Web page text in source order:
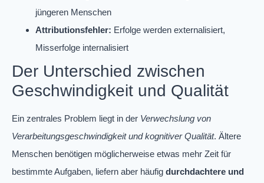
jüngeren Menschen
Attributionsfehler: Erfolge werden externalisiert,
Misserfolge internalisiert
Der Unterschied zwischen
Geschwindigkeit und Qualität
Ein zentrales Problem liegt in der Verwechslung von
Verarbeitungsgeschwindigkeit und kognitiver Qualität. Ältere
Menschen benötigen möglicherweise etwas mehr Zeit für
bestimmte Aufgaben, liefern aber häufig durchdachtere und